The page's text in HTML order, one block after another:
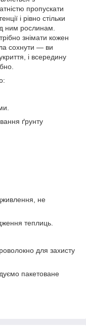
пропускати
і рівно стільки
ним рослинам.
знімати кожен
сохнути — ви
і всередину
ґрунту
не
теплиць.
для захисту
пакетоване